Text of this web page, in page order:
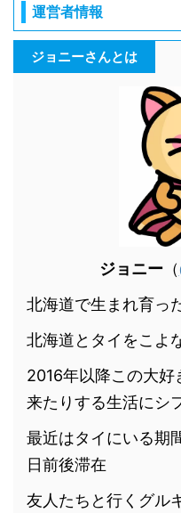
運営者情報
ジョニーさんとは
ジョニー（
北海道で生まれ育っ
北海道とタイをこよ
2016年以降この大好
来たりする生活にシ
最近はタイにいる期
日前後滞在
友人たちと行くグル